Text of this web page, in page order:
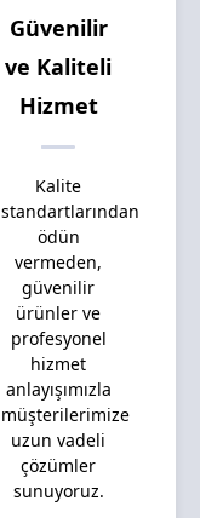
Güvenilir
ve Kaliteli
Hizmet
Kalite
standartlarından
ödün
vermeden,
güvenilir
ürünler ve
profesyonel
hizmet
anlayışımızla
müşterilerimize
uzun vadeli
çözümler
sunuyoruz.